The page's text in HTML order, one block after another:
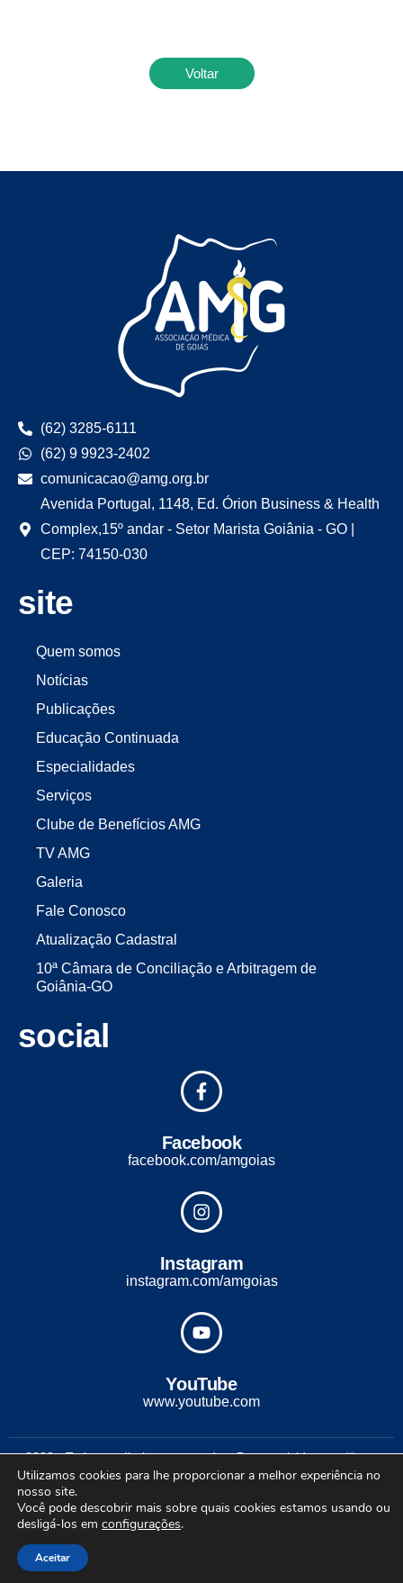
Voltar
(62) 3285-6111
(62) 9 9923-2402
comunicacao@amg.org.br
Avenida Portugal, 1148, Ed. Órion Business & Health
Complex,15º andar - Setor Marista Goiânia - GO |
CEP: 74150-030
site
Quem somos
Notícias
Publicações
Educação Continuada
Especialidades
Serviços
Clube de Benefícios AMG
TV AMG
Galeria
Fale Conosco
Atualização Cadastral
10ª Câmara de Conciliação e Arbitragem de
Goiânia-GO
social
Facebook
facebook.com/amgoias
Instagram
instagram.com/amgoias
YouTube
www.youtube.com
2022 - Todos os direitos reservados. Desenvolvido com ♡ por
Conexão Soluções Corporativas
Utilizamos cookies para lhe proporcionar a melhor experiência no
nosso site.
Você pode descobrir mais sobre quais cookies estamos usando ou
desligá-los em configurações.
Aceitar